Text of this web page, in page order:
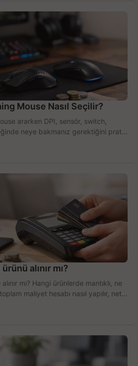
Mouse Nasıl Seçilir?
ararken DPI, sensör, switch,
neye bakmanız gerektiğini pratik
alınır mı?
mı? Hangi ürünlerde mantıklı, ne
maliyet hesabı nasıl yapılır, net